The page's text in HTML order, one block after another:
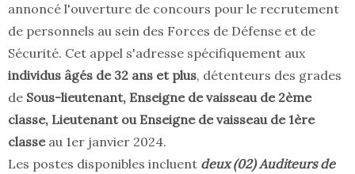
annoncé l'ouverture de concours pour le recrutement
de personnels au sein des Forces de Défense et de
Sécurité. Cet appel s'adresse spécifiquement aux
individus âgés de 32 ans et plus, détenteurs des grades
de Sous-lieutenant, Enseigne de vaisseau de 2ème
classe, Lieutenant ou Enseigne de vaisseau de 1ère
classeau 1er janvier 2024.
Les postes disponibles incluent deux (02) Auditeurs de